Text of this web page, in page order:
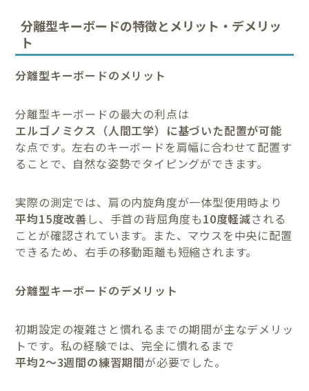
分離型キーボードの特徴とメリット・デメリッ
ト
分離型キーボードのメリット
分離型キーボードの最大の利点は
エルゴノミクス（人間工学）に基づいた配置が可能
な点です。左右のキーボードを肩幅に合わせて配置す
ることで、自然な姿勢でタイピングができます。
実際の測定では、肩の内旋角度が一体型使用時より
平均15度改善 し、手首の背屈角度も10度軽減される
ことが確認されています。また、マウスを中央に配置
できるため、右手の移動距離も短縮されます。
分離型キーボードのデメリット
初期設定の複雑さと慣れるまでの期間が主なデメリッ
トです。私の経験では、完全に慣れるまで
平均2〜3週間の練習期間が必要でした。